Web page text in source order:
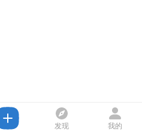
发现 我的